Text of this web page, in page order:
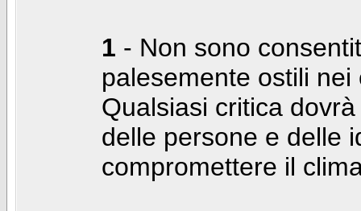
1 - Non sono
palesemente ostili
Qualsiasi critica
delle persone e delle
compromettere il